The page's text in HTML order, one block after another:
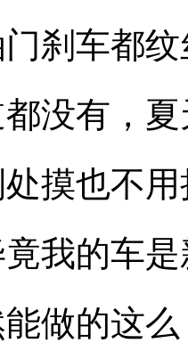
刹车都
没有，
摸也不
我的车
做的这